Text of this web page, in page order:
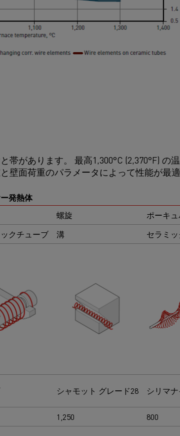
があります。 最高1,300°C (2,370°F) の
壁面荷重のパラメータによって性能が最適
発熱体
螺旋 ポーキ
クチューブ 溝 セラミ
シャモット グレード28 シリマナ
1,250 800